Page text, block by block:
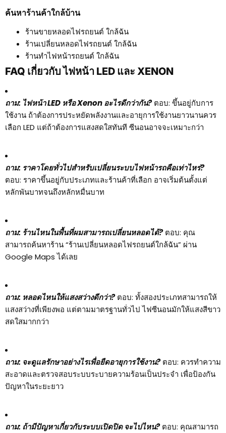
ค้นหาร้านค้าใกล้บ้าน
ร้านขายหลอดไฟรถยนต์ ใกล้ฉัน
ร้านเปลี่ยนหลอดไฟรถยนต์ ใกล้ฉัน
ร้านทําไฟหน้ารถยนต์ ใกล้ฉัน
FAQ เกี่ยวกับ ไฟหน้า LED และ XENON
ถาม: ไฟหน้า LED หรือ Xenon อะไรดีกว่ากัน?ตอบ: ขึ้นอยู่กับการ
ใช้งาน ถ้าต้องการประหยัดพลังงานและอายุการใช้งานยาวนานควร
เลือก LED แต่ถ้าต้องการแสงสดใสทันที ซีนอนอาจจะเหมาะกว่า
ถาม: ราคาโดยทั่วไปสำหรับเปลี่ยนระบบไฟหน้ารถคือเท่าไหร่?
ตอบ: ราคาขึ้นอยู่กับประเภทและร้านค้าที่เลือก อาจเริ่มต้นตั้งแต่
หลักพันบาทจนถึงหลักหมื่นบาท
ถาม: ร้านไหนในพื้นที่ผมสามารถเปลี่ยนหลอดได้?ตอบ: คุณ
สามารถค้นหาร้าน “ร้านเปลี่ยนหลอดไฟรถยนต์ใกล้ฉัน” ผ่าน
Google Maps ได้เลย
ถาม: หลอดไหนให้แสงสว่างดีกว่า?ตอบ: ทั้งสองประเภทสามารถให้
แสงสว่างที่เพียงพอ แต่ตามมาตรฐานทั่วไป ไฟซีนอนมักให้แสงสีขาว
สดใสมากกว่า
ถาม: จะดูแลรักษาอย่างไรเพื่อยืดอายุการใช้งาน?ตอบ: ควรทำความ
สะอาดและตรวจสอบระบบระบายความร้อนเป็นประจำ เพื่อป้องกัน
ปัญหาในระยะยาว
ถาม: ถ้ามีปัญหาเกี่ยวกับระบบเปิดปิด จะไปไหน?ตอบ: คุณสามารถ